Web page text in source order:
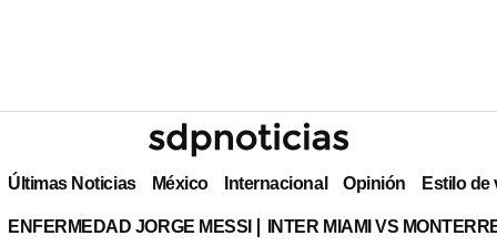
Últimas Noticias México Internacional Opinión Estilo de
ENFERMEDAD JORGE MESSI INTER MIAMI VS